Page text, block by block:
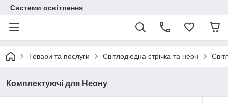
Системи освітлення
Товари та послуги Світлодіодна стрічка та неон
Комплектуючі для Неону